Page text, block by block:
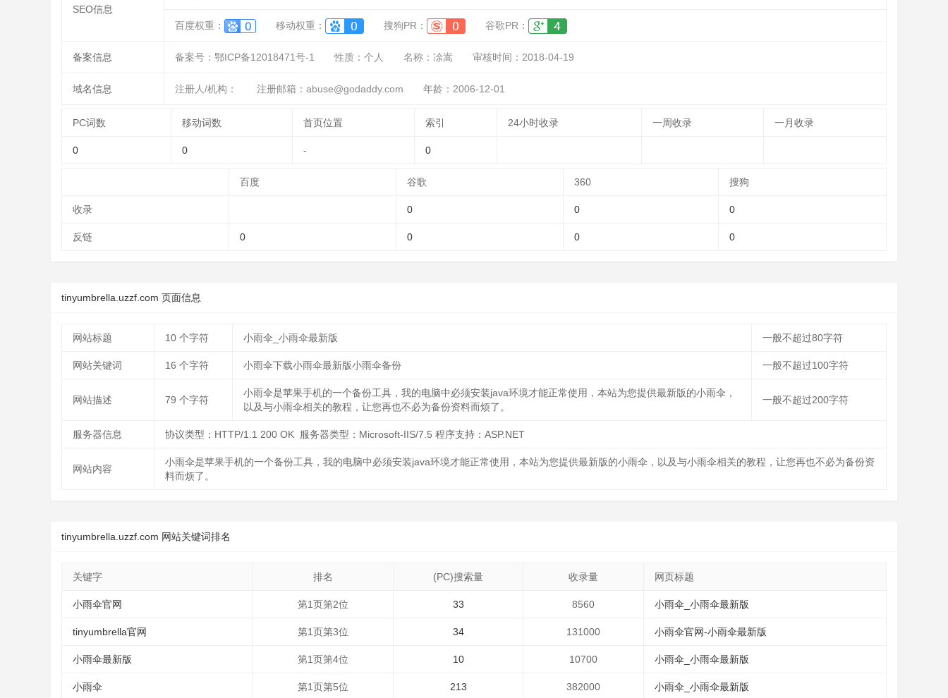
SEO信息
百度权重： 移动权重： 搜狗PR： 谷歌PR：
备案信息 备案号：鄂ICP备12018471号-1 性质： 个人 名称： 凃嵩 审核时间： 2018-04-19
域名信息 注册人/机构： 注册邮箱：abuse@godaddy.com 年龄：2006-12-01
PC词数 移动词数 首页位置 索引 24小时收录 一周收录 一月收录
0 0 - 0
百度 谷歌 360 搜狗
收录 0 0 0
反链 0 0 0 0
tinyumbrella.uzzf.com 页面信息
网站标题 10 个字符 小雨伞_小雨伞最新版 一般不超过80字符
网站关键词 16 个字符 小雨伞下载小雨伞最新版小雨伞备份 一般不超过100字符
网站描述 79 个字符
小雨伞是苹果手机的一个备份工具，我的电脑中必须安装java环境才能正常使用，本站为您提供最新版的小雨伞，
以及与小雨伞相关的教程，让您再也不必为备份资料而烦了。
一般不超过200字符
服务器信息 协议类型：HTTP/1.1 200 OK 服务器类型：Microsoft-IIS/7.5 程序支持：ASP.NET
网站内容
小雨伞是苹果手机的一个备份工具，我的电脑中必须安装java环境才能正常使用，本站为您提供最新版的小雨伞，以及与小雨伞相关的教程，让您再也不必为备份资
料而烦了。
tinyumbrella.uzzf.com 网站关键词排名
关键字 排名 (PC)搜索量 收录量 网页标题
小雨伞官网 第1页第2位 33 8560 小雨伞_小雨伞最新版
tinyumbrella官网 第1页第3位 34 131000 小雨伞官网-小雨伞最新版
小雨伞最新版 第1页第4位 10 10700 小雨伞_小雨伞最新版
小雨伞 第1页第5位 213 382000 小雨伞_小雨伞最新版